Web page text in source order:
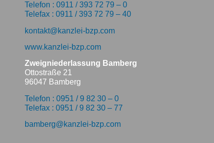
Telefon : 0911 / 393 72 79 – 0
Telefax : 0911 / 393 72 79 – 40
kontakt@kanzlei-bzp.com
www.kanzlei-bzp.com
Zweigniederlassung Bamberg
Ottostraße 21
96047 Bamberg
Telefon : 0951 / 9 82 30 – 0
Telefax : 0951 / 9 82 30 – 77
bamberg@kanzlei-bzp.com